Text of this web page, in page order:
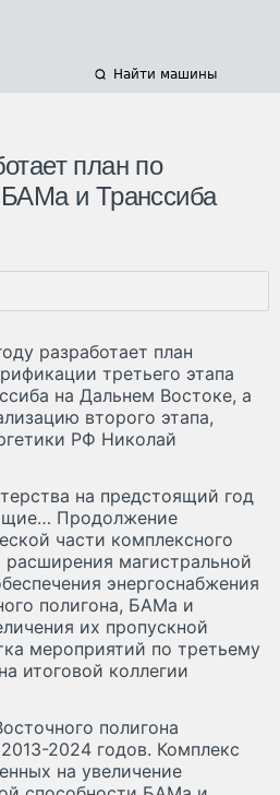
Найти машины
план по
и Транссиба
разработает план
третьего этапа
на Дальнем Востоке, а
второго этапа,
РФ Николай
на предстоящий год
Продолжение
части комплексного
магистральной
энергоснабжения
полигона, БАМа и
их пропускной
мероприятий по третьему
итоговой коллегии
полигона
2024 годов. Комплекс
на увеличение